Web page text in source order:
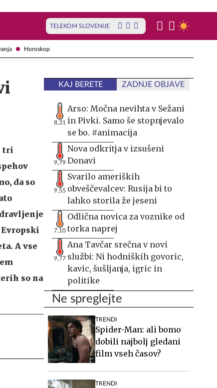
Horoskop
TELEKOM SLOVENIJE
tri
da so
A vse
so na
KAJ BERETE ZADNJE OBJAVE
8,31
Arso: Močna nevihta v Sežani
in Pivki. Samo še stopnjevalo
se bo. #animacija
9,79
Nova odkritja v izsušeni
Donavi
9,55
Svarilo ameriških
obveščevalcev: Rusija bi to
lahko storila že jeseni
7,10
Odlična novica za voznike od
torka naprej
9,77
Ana Tavčar srečna v novi
službi: Ni hodniških govoric,
kavic, šušljanja, igric in
politike
Ne spreglejte
TRENDI
Spider-Man: ali bomo
dobili najbolj gledani
film vseh časov?
TRENDI